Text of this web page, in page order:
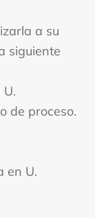
a su
siguiente
de proceso.
en U.